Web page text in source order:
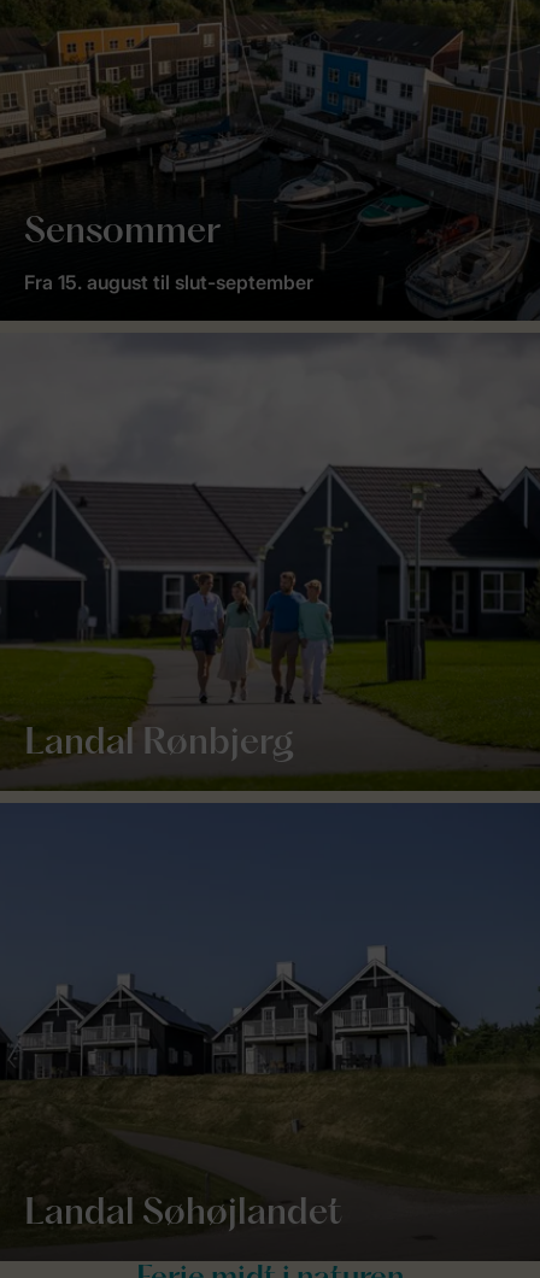
Sensommer
Fra 15. august til slut-september
Landal Rønbjerg
Landal Søhøjlandet